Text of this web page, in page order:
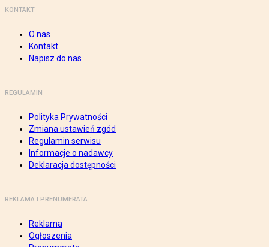
KONTAKT
O nas
Kontakt
Napisz do nas
REGULAMIN
Polityka Prywatności
Zmiana ustawień zgód
Regulamin serwisu
Informacje o nadawcy
Deklaracja dostępności
REKLAMA I PRENUMERATA
Reklama
Ogłoszenia